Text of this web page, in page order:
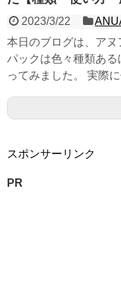
2023/3/22
本日のブログは、ア
パックは色々種類あ
ってみました。 実際
スポンサーリンク
PR